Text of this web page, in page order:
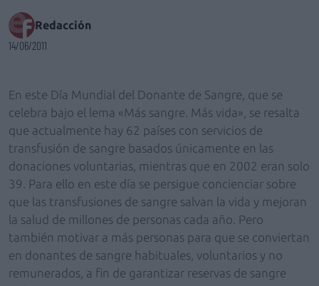
Redacción
14/06/2011
En este Día Mundial del Donante de Sangre, que se
celebra bajo el lema «Más sangre. Más vida», se resalta
que actualmente hay 62 países con servicios de
transfusión de sangre basados únicamente en las
donaciones voluntarias, mientras que en 2002 eran solo
39. Para ello en este día se persigue concienciar sobre
que las transfusiones de sangre salvan la vida y mejoran
la salud de millones de personas cada año. Pero
también motivar a más personas para que se conviertan
en donantes de sangre habituales, voluntarios y no
remunerados, a fin de garantizar reservas de sangre